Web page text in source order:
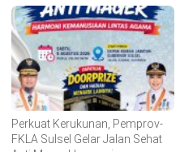
Perkuat Kerukunan, Pemprov-
FKLA Sulsel Gelar Jalan Sehat